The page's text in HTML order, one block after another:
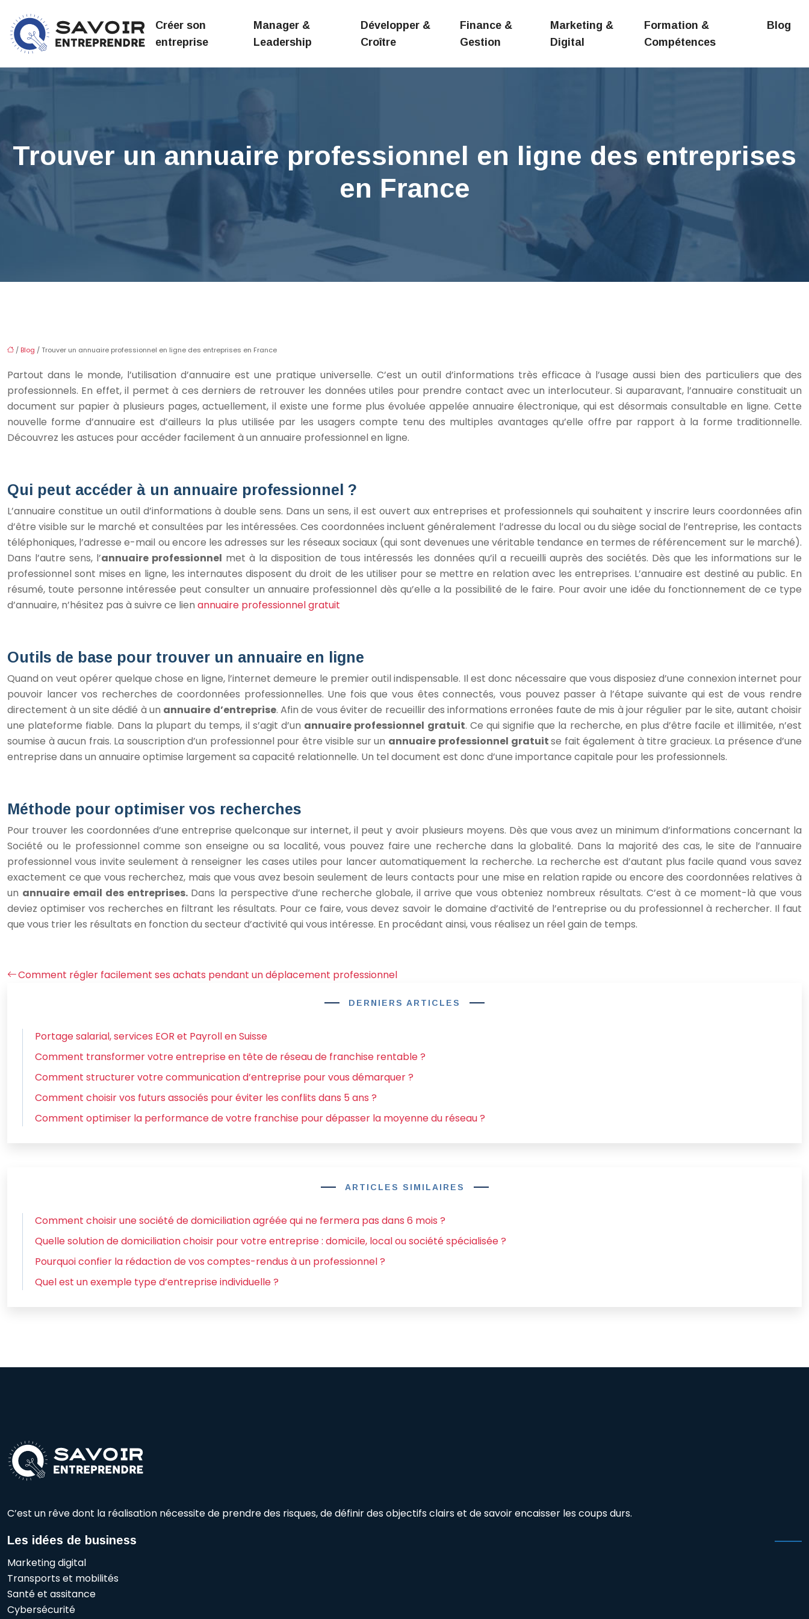
Créer son
entreprise
Manager &
Leadership
Développer &
Croître
Finance &
Gestion
Marketing &
Digital
Formation &
Compétences
Blog
Trouver un annuaire professionnel en ligne des entreprises
en France
/ Blog / Trouver un annuaire professionnel en ligne des entreprises en France
Partout dans le monde, l’utilisation d’annuaire est une pratique universelle. C’est un outil d’informations très efficace à l’usage aussi bien des particuliers que des
professionnels. En effet, il permet à ces derniers de retrouver les données utiles pour prendre contact avec un interlocuteur. Si auparavant, l’annuaire constituait un
document sur papier à plusieurs pages, actuellement, il existe une forme plus évoluée appelée annuaire électronique, qui est désormais consultable en ligne. Cette
nouvelle forme d’annuaire est d’ailleurs la plus utilisée par les usagers compte tenu des multiples avantages qu’elle offre par rapport à la forme traditionnelle.
Découvrez les astuces pour accéder facilement à un annuaire professionnel en ligne.
Qui peut accéder à un annuaire professionnel ?
L’annuaire constitue un outil d’informations à double sens. Dans un sens, il est ouvert aux entreprises et professionnels qui souhaitent y inscrire leurs coordonnées afin
d’être visible sur le marché et consultées par les intéressées. Ces coordonnées incluent généralement l’adresse du local ou du siège social de l’entreprise, les contacts
téléphoniques, l’adresse e-mail ou encore les adresses sur les réseaux sociaux (qui sont devenues une véritable tendance en termes de référencement sur le marché).
Dans l’autre sens, l’annuaire professionnel met à la disposition de tous intéressés les données qu’il a recueilli auprès des sociétés. Dès que les informations sur le
professionnel sont mises en ligne, les internautes disposent du droit de les utiliser pour se mettre en relation avec les entreprises. L’annuaire est destiné au public. En
résumé, toute personne intéressée peut consulter un annuaire professionnel dès qu’elle a la possibilité de le faire. Pour avoir une idée du fonctionnement de ce type
d’annuaire, n’hésitez pas à suivre ce lien annuaire professionnel gratuit
Outils de base pour trouver un annuaire en ligne
Quand on veut opérer quelque chose en ligne, l’internet demeure le premier outil indispensable. Il est donc nécessaire que vous disposiez d’une connexion internet pour
pouvoir lancer vos recherches de coordonnées professionnelles. Une fois que vous êtes connectés, vous pouvez passer à l’étape suivante qui est de vous rendre
directement à un site dédié à un annuaire d’entreprise. Afin de vous éviter de recueillir des informations erronées faute de mis à jour régulier par le site, autant choisir
une plateforme fiable. Dans la plupart du temps, il s’agit d’un annuaire professionnel gratuit. Ce qui signifie que la recherche, en plus d’être facile et illimitée, n’est
soumise à aucun frais. La souscription d’un professionnel pour être visible sur un annuaire professionnel gratuitse fait également à titre gracieux. La présence d’une
entreprise dans un annuaire optimise largement sa capacité relationnelle. Un tel document est donc d’une importance capitale pour les professionnels.
Méthode pour optimiser vos recherches
Pour trouver les coordonnées d’une entreprise quelconque sur internet, il peut y avoir plusieurs moyens. Dès que vous avez un minimum d’informations concernant la
Société ou le professionnel comme son enseigne ou sa localité, vous pouvez faire une recherche dans la globalité. Dans la majorité des cas, le site de l’annuaire
professionnel vous invite seulement à renseigner les cases utiles pour lancer automatiquement la recherche. La recherche est d’autant plus facile quand vous savez
exactement ce que vous recherchez, mais que vous avez besoin seulement de leurs contacts pour une mise en relation rapide ou encore des coordonnées relatives à
un annuaire email des entreprises. Dans la perspective d’une recherche globale, il arrive que vous obteniez nombreux résultats. C’est à ce moment-là que vous
deviez optimiser vos recherches en filtrant les résultats. Pour ce faire, vous devez savoir le domaine d’activité de l’entreprise ou du professionnel à rechercher. Il faut
que vous trier les résultats en fonction du secteur d’activité qui vous intéresse. En procédant ainsi, vous réalisez un réel gain de temps.
Comment régler facilement ses achats pendant un déplacement professionnel
DERNIERS ARTICLES
Portage salarial, services EOR et Payroll en Suisse
Comment transformer votre entreprise en tête de réseau de franchise rentable ?
Comment structurer votre communication d’entreprise pour vous démarquer ?
Comment choisir vos futurs associés pour éviter les conflits dans 5 ans ?
Comment optimiser la performance de votre franchise pour dépasser la moyenne du réseau ?
ARTICLES SIMILAIRES
Comment choisir une société de domiciliation agréée qui ne fermera pas dans 6 mois ?
Quelle solution de domiciliation choisir pour votre entreprise : domicile, local ou société spécialisée ?
Pourquoi confier la rédaction de vos comptes-rendus à un professionnel ?
Quel est un exemple type d’entreprise individuelle ?
C’est un rêve dont la réalisation nécessite de prendre des risques, de définir des objectifs clairs et de savoir encaisser les coups durs.
Les idées de business
Marketing digital
Transports et mobilités
Santé et assitance
Cybersécurité